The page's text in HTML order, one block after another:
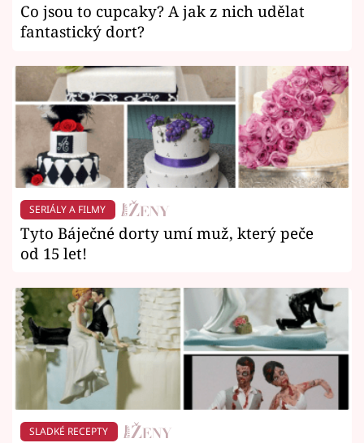
Co jsou to cupcaky? A jak z nich udělat
fantastický dort?
SERIÁLY A FILMY
Tyto Báječné dorty umí muž, který peče
od 15 let!
SLADKÉ RECEPTY